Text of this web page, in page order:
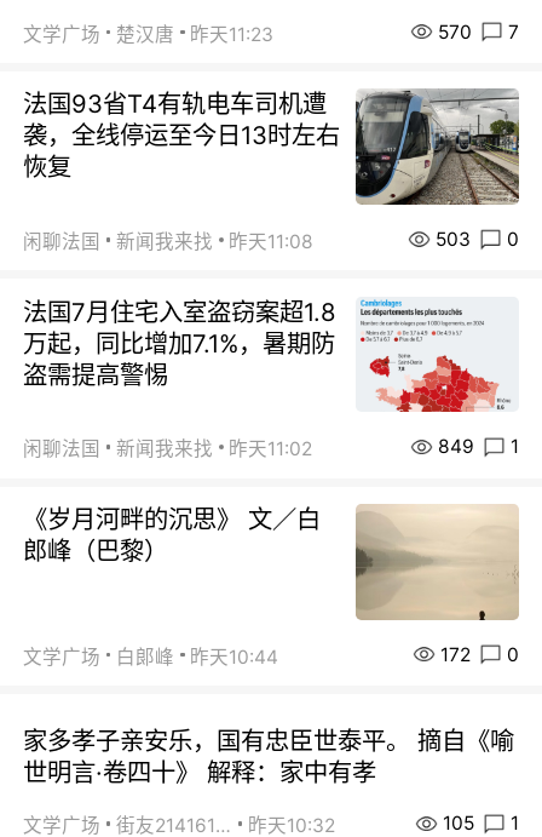
文学广场 楚汉唐 昨天11:23 570 7
法国93省T4有轨电车司机遭
袭，全线停运至今日13时左右
恢复
闲聊法国 新闻我来找 昨天11:08 503 0
法国7月住宅入室盗窃案超1.8
万起，同比增加7.1%，暑期防
盗需提高警惕
闲聊法国 新闻我来找 昨天11:02 849 1
《岁月河畔的沉思》 文／白
郎峰（巴黎）
文学广场 白郞峰 昨天10:44 172 0
家多孝子亲安乐，国有忠臣世泰平。 摘自《喻
世明言·卷四十》 解释：家中有孝
文学广场 街友21416156 昨天10:32 105 1